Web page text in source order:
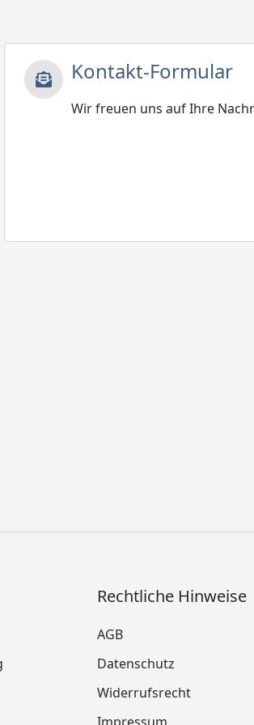
Kontakt-Formular
Wir freuen uns auf Ihre
Rechtliche Hinweise
AGB
Datenschutz
Widerrufsrecht